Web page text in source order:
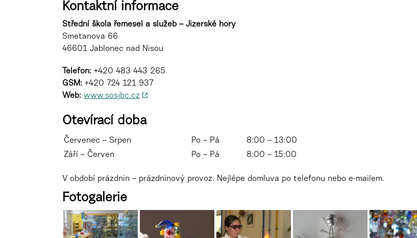
Kontaktní informace
Střední škola řemesel a služeb – Jizerské hory
Smetanova 66
46601 Jablonec nad Nisou
Telefon: +420 483 443 265
GSM: +420 724 121 937
Web: www.sosjbc.cz
Otevírací doba
Červenec – Srpen Po – Pá
8:00 – 13:00
Září – Červen
Po – Pá 8:00 – 15:00
V období prázdnin – prázdninový provoz. Nejlépe domluva po telefonu nebo e-mailem.
Fotogalerie